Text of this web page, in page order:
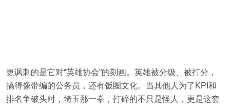
更讽刺的是它对“英雄协会”的刻画。英雄被分级、被打分，
搞得像带编的公务员，还有饭圈文化。当其他人为了KPI和
排名争破头时，埼玉那一拳，打碎的不只是怪人，更是这套